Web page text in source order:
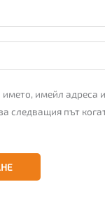
името, имейл адреса
следващия път